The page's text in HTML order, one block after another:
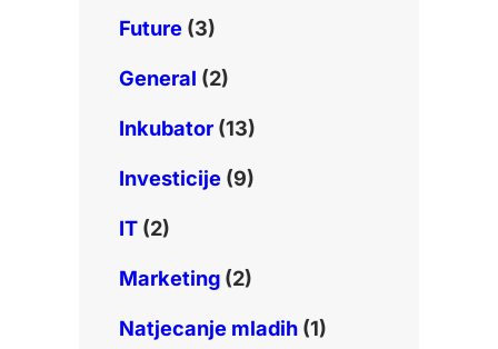
Future(3)
General (2)
Inkubator(13)
Investicije(9)
IT(2)
Marketing(2)
Natjecanje mladih(1)